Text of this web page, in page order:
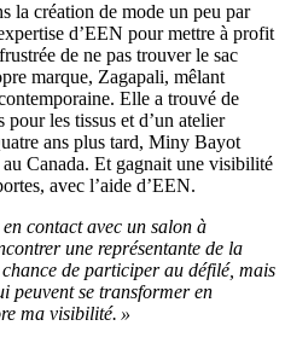
la création de mode un peu par
d’EEN pour mettre à profit
de ne pas trouver le sac
marque, Zagapali, mêlant
Elle a trouvé de
pour les tissus et d’un atelier
ans plus tard, Miny Bayot
Canada. Et gagnait une visibilité
avec l’aide d’EEN.
contact avec un salon à
une représentante de la
de participer au défilé, mais
peuvent se transformer en
ma visibilité. »